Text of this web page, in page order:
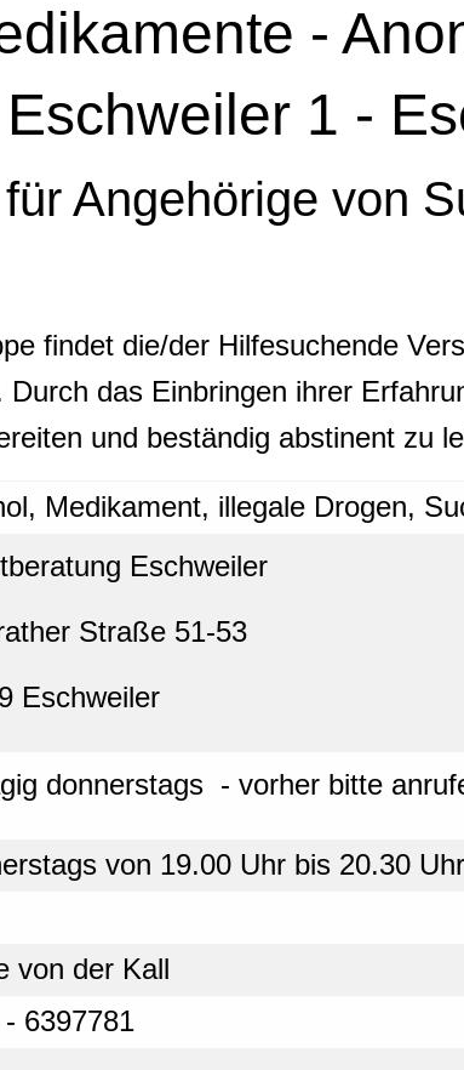
-
1 -
Angehörige von
findet die/der Hilfesuchende
das Einbringen ihrer
und beständig abstinent zu
Medikament, illegale Drogen,
Eschweiler
Straße 51-53
Eschweiler
donnerstags - vorher bitte
von 19.00 Uhr bis 20.30 Uhr
von der Kall
6397781